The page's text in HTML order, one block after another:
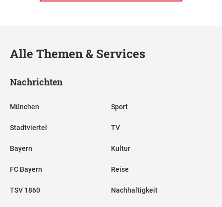
Alle Themen & Services
Nachrichten
München
Stadtviertel
Bayern
FC Bayern
TSV 1860
Sport
TV
Kultur
Reise
Nachhaltigkeit